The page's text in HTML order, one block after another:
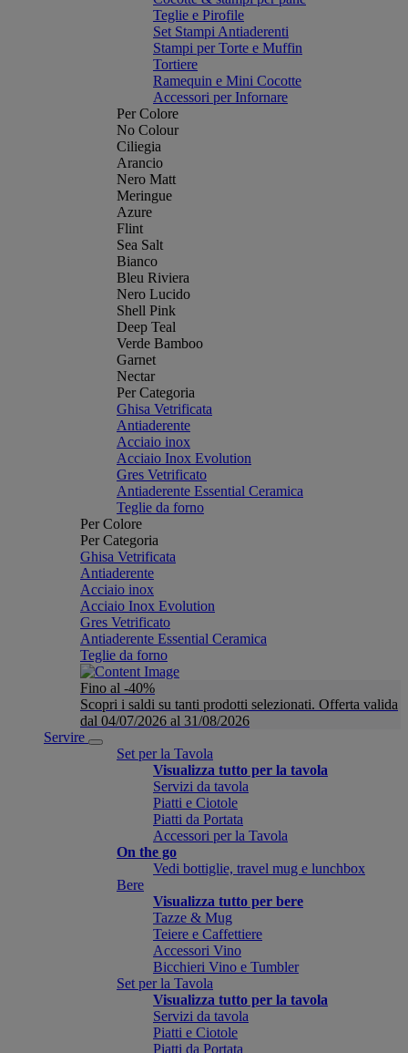
Teglie e Pirofile
Set Stampi Antiaderenti
Stampi per Torte e Muffin
Tortiere
Ramequin e Mini Cocotte
Accessori per Infornare
Per Colore
No Colour
Ciliegia
Arancio
Nero Matt
Meringue
Azure
Flint
Sea Salt
Bianco
Bleu Riviera
Nero Lucido
Shell Pink
Deep Teal
Verde Bamboo
Garnet
Nectar
Per Categoria
Ghisa Vetrificata
Antiaderente
Acciaio inox
Acciaio Inox Evolution
Gres Vetrificato
Antiaderente Essential Ceramica
Teglie da forno
Per Colore
Per Categoria
Ghisa Vetrificata
Antiaderente
Acciaio inox
Acciaio Inox Evolution
Gres Vetrificato
Antiaderente Essential Ceramica
Teglie da forno
Fino al -40%
Scopri i saldi su tanti prodotti selezionati. Offerta valida
dal 04/07/2026 al 31/08/2026
Servire
Set per la Tavola
Visualizza tutto per la tavola
Servizi da tavola
Piatti e Ciotole
Piatti da Portata
Accessori per la Tavola
On the go
Vedi bottiglie, travel mug e lunchbox
Bere
Visualizza tutto per bere
Tazze & Mug
Teiere e Caffettiere
Accessori Vino
Bicchieri Vino e Tumbler
Set per la Tavola
Visualizza tutto per la tavola
Servizi da tavola
Piatti e Ciotole
Piatti da Portata